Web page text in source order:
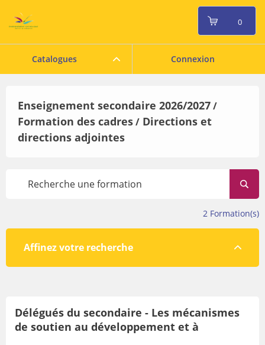
Catalogues Connexion
0
Enseignement secondaire 2026/2027/
Formation des cadres/ Directions et
directions adjointes
2 Formation(s)
Affinez votre recherche
Par orientation
Délégués du secondaire - Les mécanismes
de soutien au développement et à